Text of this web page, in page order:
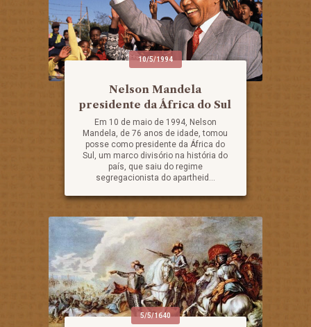
10/5/1994
Nelson Mandela
presidente da África do Sul
Em 10 de maio de 1994, Nelson
Mandela, de 76 anos de idade, tomou
posse como presidente da África do
Sul, um marco divisório na história do
país, que saiu do regime
segregacionista do apartheid...
5/5/1640